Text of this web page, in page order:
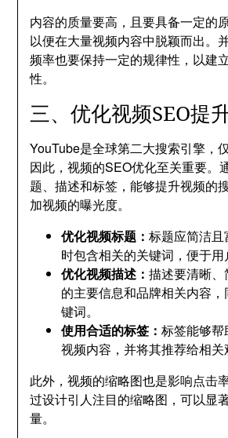
内容的质量要高，且要具备一定的
以便在大量视频内容中脱颖而出。
频率也要保持一定的规律性，以建
性。
三、优化视频SEO提
YouTube是全球第二大搜索引擎，
因此，视频的SEO优化至关重要。
题、描述和标签，能够提升视频的
加视频的曝光度。
优化视频标题：标题应简洁
时包含相关的关键词，便于用
优化视频描述：描述要清晰
的主要信息和品牌相关内容
键词。
使用合适的标签：标签能够
视频内容，并将其推荐给相关
此外，视频的缩略图也是影响点击
过设计引人注目的缩略图，可以显
量。